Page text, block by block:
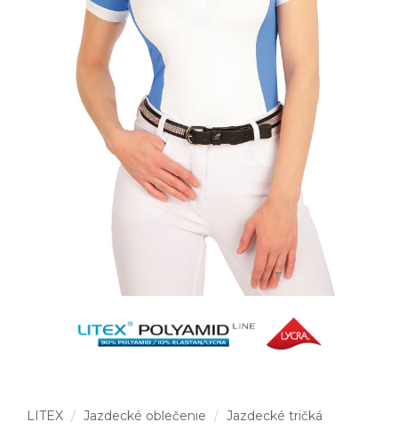
LITEX Jazdecké oblečenie Jazdecké tričká